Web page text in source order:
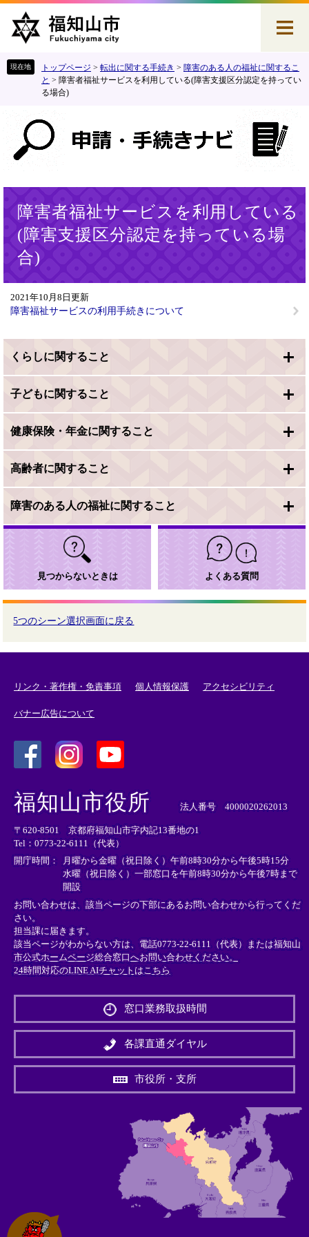
す
。
し
て
本
へ
トップページ > 転出に関する手続き > 障害のある人の福祉に関するこ
と > 障害者福祉サービスを利用している(障害支援区分認定を持ってい
る場合)
障害者福祉サービスを利用している
(障害支援区分認定を持っている場
合)
2021年10月8日更新
障害福祉サービスの利用手続きについて
くらしに関すること
子どもに関すること
健康保険・年金に関すること
高齢者に関すること
障害のある人の福祉に関すること
見つからないときは よくある質問
5つのシーン選択画面に戻る
リンク・著作権・免責事項 個人情報保護 アクセシビリティ
バナー広告について
外
部
リ
ン
ク
＞
外
リ
ン
ク
＞
外
部
ン
ク
＞
福知山市役所 法人番号 4000020262013
〒620-8501 京都府福知山市字内記13番地の1
Tel：0773-22-6111（代表）
開庁時間：
月曜から金曜（祝日除く）午前8時30分から午後5時15分
水曜（祝日除く）一部窓口を午前8時30分から午後7時まで
開設
お問い合わせは、該当ページの下部にあるお問い合わせから行ってくだ
さい。
担当課に届きます。
該当ページがわからない方は、電話0773-22-6111（代表）または福知山
市公式ホームページ総合窓口へお問い合わせください。
24時間対応のLINE AIチャットはこちら
外
リ
ン
＞
窓口業務取扱時間
各課直通ダイヤル
市役所・支所